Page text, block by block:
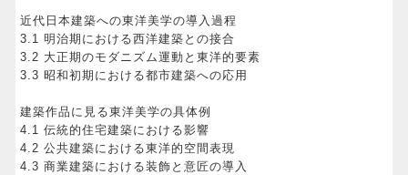
近代日本建築への東洋美学の導入過程
3.1 明治期における西洋建築との接合
3.2 大正期のモダニズム運動と東洋的要素
3.3 昭和初期における都市建築への応用
建築作品に見る東洋美学の具体例
4.1 伝統的住宅建築における影響
4.2 公共建築における東洋的空間表現
4.3 商業建築における装飾と意匠の導入